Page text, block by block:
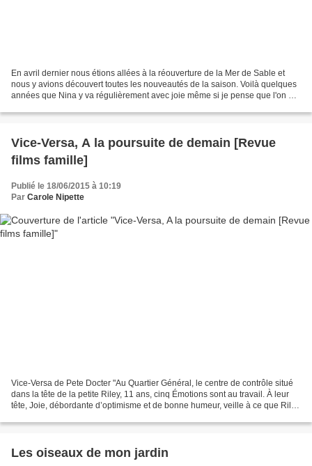
En avril dernier nous étions allées à la réouverture de la Mer de Sable et
nous y avions découvert toutes les nouveautés de la saison. Voilà quelques
années que Nina y va régulièrement avec joie même si je pense que l'on a
Vice-Versa, A la poursuite de demain [Revue
films famille]
Publié le 18/06/2015 à 10:19
Par Carole Nipette
Vice-Versa de Pete Docter "Au Quartier Général, le centre de contrôle situé
dans la tête de la petite Riley, 11 ans, cinq Émotions sont au travail. À leur
tête, Joie, débordante d’optimisme et de bonne humeur, veille à ce que Riley
Les oiseaux de mon jardin